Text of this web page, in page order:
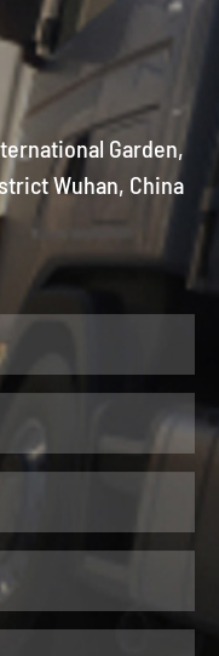
Garden,
Wuhan, China